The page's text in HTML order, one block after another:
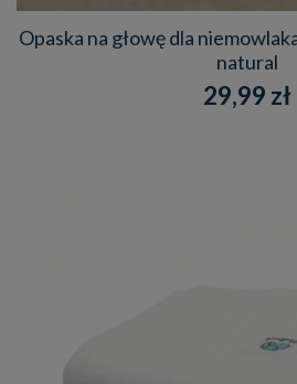
Opaska na głowę dla
natural
29,99 zł